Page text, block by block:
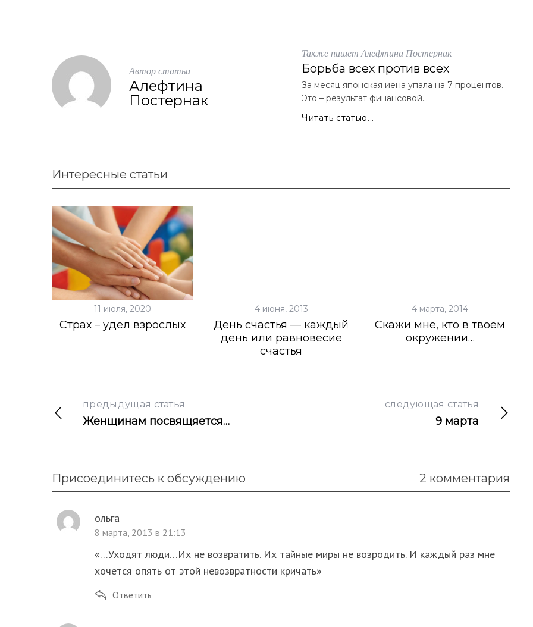
Автор статьи
Алефтина
Постернак
Также пишет Алефтина Постернак
Борьба всех против всех
За месяц японская иена упала на 7 процентов.
Это – результат финансовой...
Читать статью...
Интересные статьи
11 июля, 2020
Страх – удел взрослых
4 июня, 2013
День счастья — каждый
день или равновесие
счастья
4 марта, 2014
Скажи мне, кто в твоем
окружении…
предыдущая статья
Женщинам посвящяется…
следующая статья
9 марта
Присоединитесь к обсуждению 2 комментария
ольга
8 марта, 2013 в 21:13
«…Уходят люди…Их не возвратить. Их тайные миры не возродить. И каждый раз мне
хочется опять от этой невозвратности кричать»
Ответить
a
h
f
o
r
: